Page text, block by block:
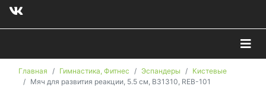
Главная Гимнастика, Фитнес Эспандеры
Кистевые
Мяч для развития реакции, 5.5 см, B31310, REB-101